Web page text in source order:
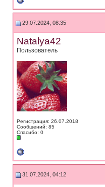
29.07.2024, 08:35
Natalya42
Пользователь
Регистрация: 26.07.2018
Сообщений: 85
Спасибо: 0
31.07.2024, 04:12